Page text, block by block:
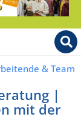
& Team
|
mit der